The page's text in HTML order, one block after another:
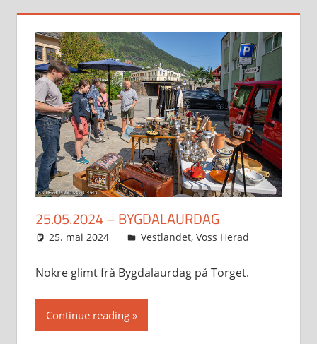
25.05.2024 – BYGDALAURDAG
25. mai 2024 Svein
Vestlandet, Voss Herad
Nokre glimt frå Bygdalaurdag på Torget.
Continue reading